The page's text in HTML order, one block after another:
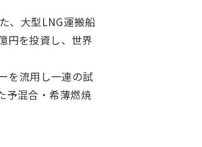
、大型LNG運搬船
円を投資し、世界
を流用し一連の試
予混合・希薄燃焼